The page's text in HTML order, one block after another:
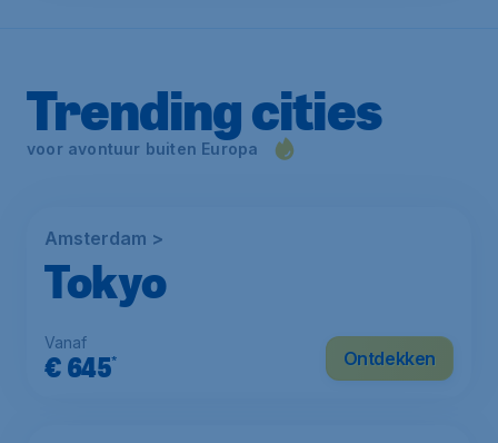
Trending cities
voor avontuur buiten Europa
Amsterdam >
Tokyo
€645*
Vanaf
Ontdekken